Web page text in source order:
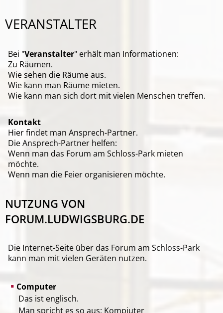
VERANSTALTER
Bei "Veranstalter" erhält man Informationen:
Zu Räumen.
Wie sehen die Räume aus.
Wie kann man Räume mieten.
Wie kann man sich dort mit vielen Menschen treffen.
Kontakt
Hier findet man Ansprech-Partner.
Die Ansprech-Partner helfen:
Wenn man das Forum am Schloss-Park mieten
möchte.
Wenn man die Feier organisieren möchte.
NUTZUNG VON
FORUM.LUDWIGSBURG.DE
Die Internet-Seite über das Forum am Schloss-Park
kann man mit vielen Geräten nutzen.
Computer
Das ist englisch.
Man spricht es so aus: Kompiuter